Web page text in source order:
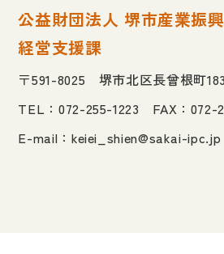
公益財団法人 堺市産業振
経営支援課
〒591-8025 堺市北区長曾根町
TEL：072-255-1223 FAX：072-
E-mail： keiei_shien@sakai-ipc.jp